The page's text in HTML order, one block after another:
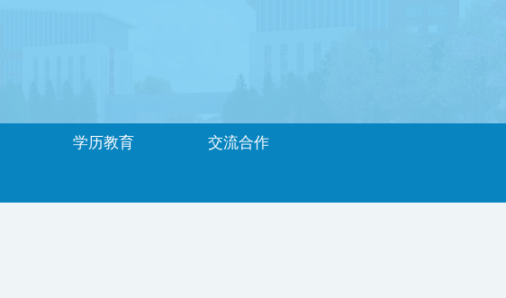
学历教育 交流合作